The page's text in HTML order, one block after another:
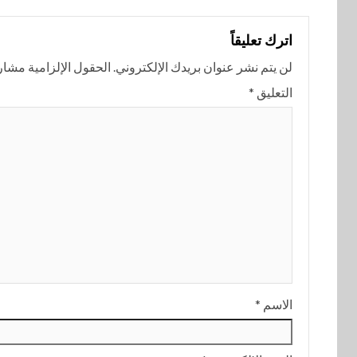
اترك تعليقاً
لن يتم نشر عنوان بريدك الإلكتروني. الحقول الإلزامية مشار
التعليق *
الاسم *